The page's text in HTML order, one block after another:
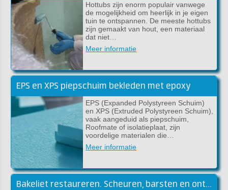
Hottubs zijn enorm populair vanwege
de mogelijkheid om heerlijk in je eigen
tuin te ontspannen. De meeste hottubs
zijn gemaakt van hout, een materiaal
dat niet…
Meer informatie
EPS en XPS piepschuim bekleden met epoxy
EPS (Expanded Polystyreen Schuim)
en XPS (Extruded Polystyreen Schuim),
vaak aangeduid als piepschuim,
Roofmate of isolatieplaat, zijn
voordelige materialen die…
Meer informatie
Bakeliet restaureren. Scheuren, barsten en ontbrekende stukken